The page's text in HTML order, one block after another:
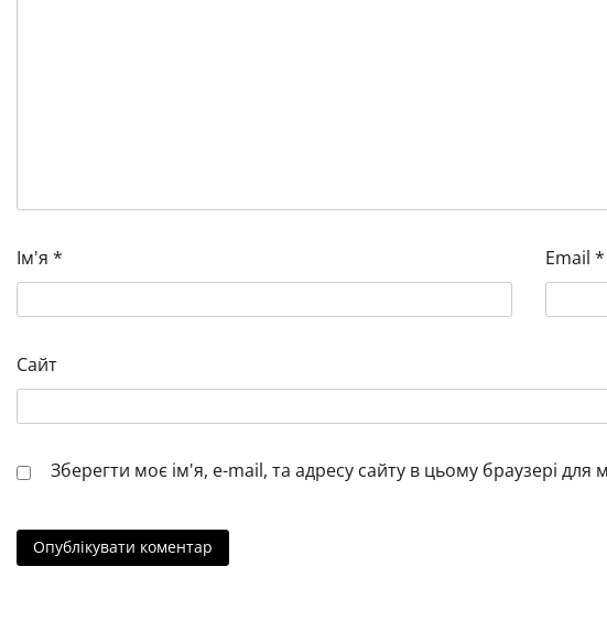
Ім'я * Email *
Сайт
Зберегти моє ім'я, e-mail, та адресу сайту в цьому браузері для